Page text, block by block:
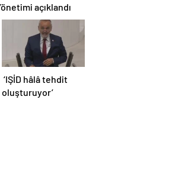
açıklandı
‘IŞİD hâlâ tehdit
oluşturuyor’